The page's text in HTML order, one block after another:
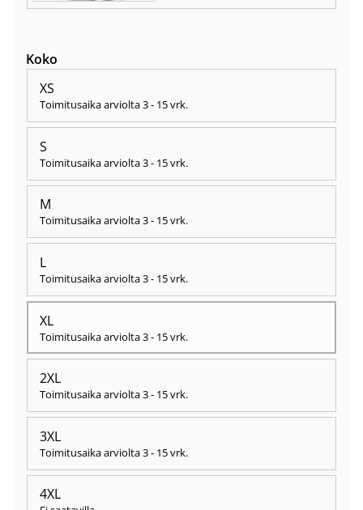
Koko
XS
Toimitusaika arviolta3 - 15 vrk.
S
Toimitusaika arviolta3 - 15 vrk.
M
Toimitusaika arviolta3 - 15 vrk.
L
Toimitusaika arviolta3 - 15 vrk.
XL
Toimitusaika arviolta3 - 15 vrk.
2XL
Toimitusaika arviolta3 - 15 vrk.
3XL
Toimitusaika arviolta3 - 15 vrk.
4XL